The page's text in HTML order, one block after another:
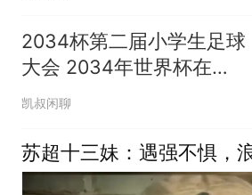
2034杯第二届小学生足球
大会 2034年世界杯在沙
特举办 董路 凯叔闲聊
凯叔闲聊
苏超十三妹：遇强不惧，